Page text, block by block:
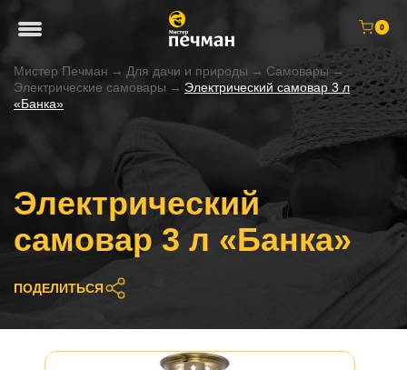
0
Мистер Печман → Для дачи и природы → Самовары →
Электрические самовары → Электрический самовар 3 л
«Банка»
Электрический
самовар 3 л «Банка»
ПОДЕЛИТЬСЯ